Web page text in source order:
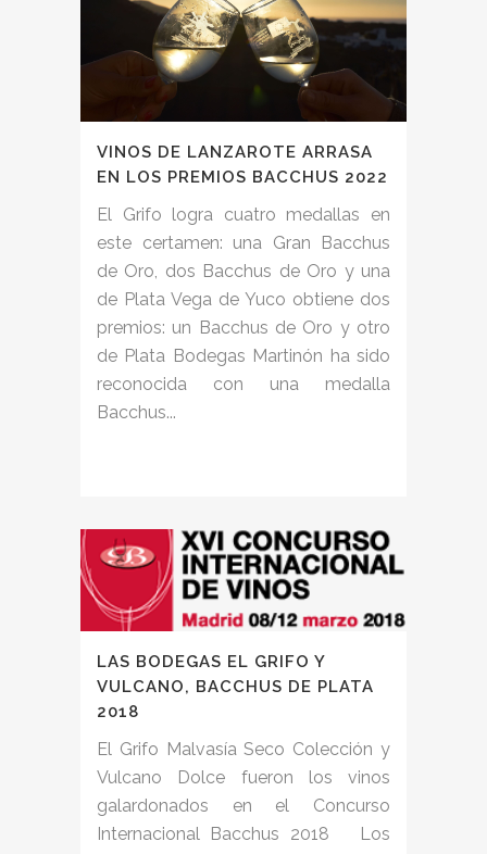
VINOS DE LANZAROTE ARRASA
EN LOS PREMIOS BACCHUS 2022
El Grifo logra cuatro medallas en
este certamen: una Gran Bacchus
de Oro, dos Bacchus de Oro y una
de Plata Vega de Yuco obtiene dos
premios: un Bacchus de Oro y otro
de Plata Bodegas Martinón ha sido
reconocida con una medalla
Bacchus...
LAS BODEGAS EL GRIFO Y
VULCANO, BACCHUS DE PLATA
2018
El Grifo Malvasía Seco Colección y
Vulcano Dolce fueron los vinos
galardonados en el Concurso
Internacional Bacchus 2018 Los